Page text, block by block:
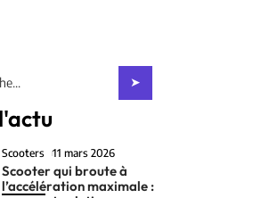
Scooters 11 mars 2026
Scooter qui broute à
l’accélération maximale :